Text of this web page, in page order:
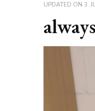
UPDATED ON 3.